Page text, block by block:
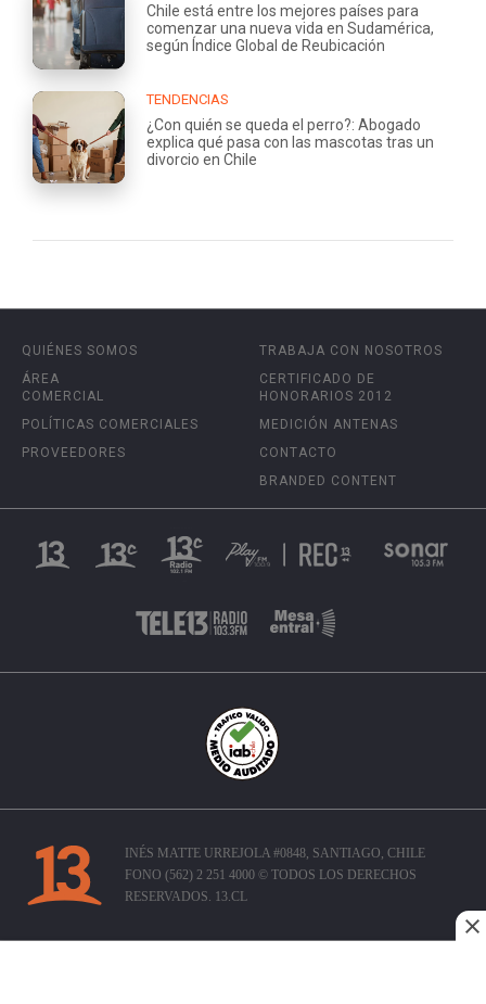
Chile está entre los mejores países para
comenzar una nueva vida en Sudamérica,
según Índice Global de Reubicación
TENDENCIAS
¿Con quién se queda el perro?: Abogado
explica qué pasa con las mascotas tras un
divorcio en Chile
QUIÉNES SOMOS
ÁREA
COMERCIAL
POLÍTICAS COMERCIALES
PROVEEDORES
TRABAJA CON NOSOTROS
CERTIFICADO DE
HONORARIOS 2012
MEDICIÓN ANTENAS
CONTACTO
BRANDED CONTENT
INÉS MATTE URREJOLA #0848, SANTIAGO, CHILE
FONO (562) 2 251 4000 © TODOS LOS DERECHOS
RESERVADOS. 13.CL